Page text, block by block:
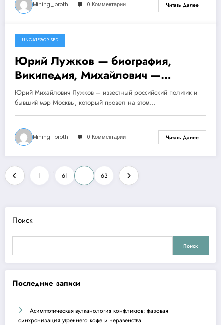
Mining_broth 0 Комментарии Читать Далее
1 ноября 2023
UNCATEGORISED
Юрий Лужков — биография,
Википедия, Михайлович —
политическая карьера и
достижения
Юрий Михайлович Лужков – известный российский политик и
бывший мэр Москвы, который провел на этом…
Mining_broth 0 Комментарии Читать Далее
Пагинация
записей
1
…
61 63
Поиск
Поиск
Последние записи
Асимптотическая вулканология конфликтов: фазовая
синхронизация утреннего кофе и неравенства